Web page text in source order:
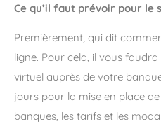
Ce qu’il faut prévoir pour le
Premièrement, qui dit
ligne. Pour cela, il vous
virtuel auprès de votre
jours pour la mise en place
banques, les tarifs et les